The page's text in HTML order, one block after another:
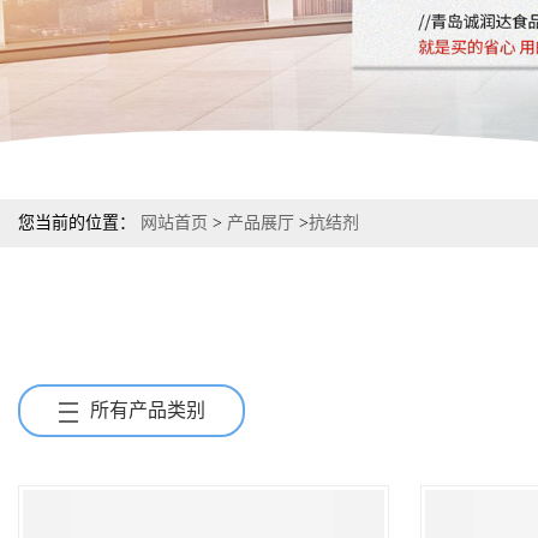
您当前的位置： 网站首页 > 产品展厅 >抗结剂
所有产品类别